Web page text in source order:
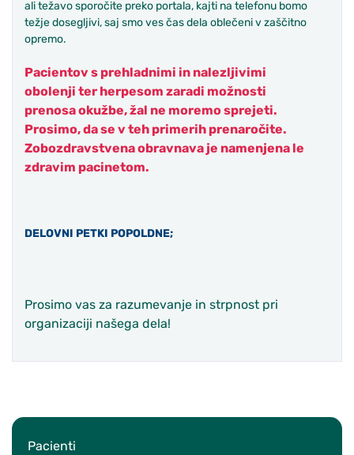
Pacienti
ali težavo sporočite preko portala, kajti na telefonu bomo
težje dosegljivi, saj smo ves čas dela oblečeni v zaščitno
opremo.
Pacientov s prehladnimi in nalezljivimi
obolenji ter herpesom zaradi možnosti
prenosa okužbe, žal ne moremo sprejeti.
Prosimo, da se v teh primerih prenaročite.
Zobozdravstvena obravnava je namenjena le
zdravim pacinetom.
DELOVNI PETKI POPOLDNE;
Prosimo vas za razumevanje in strpnost pri
organizaciji našega dela!